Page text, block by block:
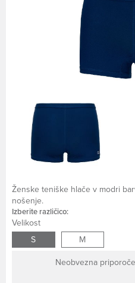
Ženske teniške hlače v modri
nošenje.
Izberite različico:
Velikost
S
M
Neobvezna